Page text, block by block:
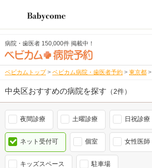
病院・歯医者 150,000件 掲載中！
ベビカムトップ > ベビカム病院・歯医者予約 > 東京都 >
中央区おすすめの病院を探す （2件）
夜間診療 土曜診療 日祝診療
ネット受付可 個室 女性医師
キッズスペース 駐車場